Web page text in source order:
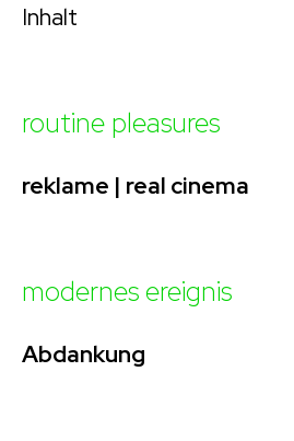
Inhalt
routine pleasures
reklame | real cinema
modernes ereignis
Abdankung